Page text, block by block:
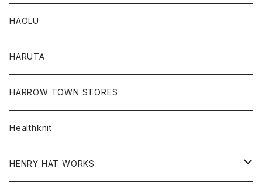
カーディガン
コート
トップス
シャツ
スウェット
レディース
カーディガン
コート
ボトム
パンツ
トップス
Tシャツ
ロンTEE
HAOLU
HARUTA
HARROW TOWN STORES
Healthknit
HENRY HAT WORKS